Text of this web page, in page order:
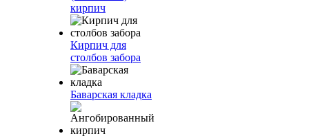
кирпич
Кирпич для
столбов забора
Баварская кладка